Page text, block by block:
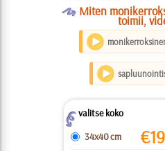
OMiten
toimii,
Zvalitse koko
34x40 cm
€